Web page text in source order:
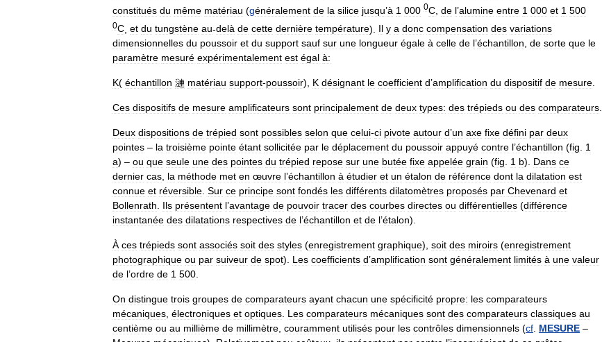
constitués du même matériau (généralement de la silice jusqu’à 1 000 0C de l’alumine entre 1 000 et 1 500
0C et du tungstène au-delà de cette dernière température). Il y a donc compensation des variations
dimensionnelles du poussoir et du support sauf sur une longueur égale à celle de l’échantillon, de sorte que le
paramètre mesuré expérimentalement est égal à:
K( échantillon 漣 matériau support-poussoir), K désignant le coefficient d’amplification du dispositif de mesure.
Ces dispositifs de mesure amplificateurs sont principalement de deux types: des trépieds ou des comparateurs.
Deux dispositions de trépied sont possibles selon que celui-ci pivote autour d’un axe fixe défini par deux
pointes – la troisième pointe étant sollicitée par le déplacement du poussoir appuyé contre l’échantillon (fig. 1
a) – ou que seule une des pointes du trépied repose sur une butée fixe appelée grain (fig. 1 b). Dans ce
dernier cas, la méthode met en œuvre l’échantillon à étudier et un étalon de référence dont la dilatation est
connue et réversible. Sur ce principe sont fondés les différents dilatomètres proposés par Chevenard et
Bollenrath. Ils présentent l’avantage de pouvoir tracer des courbes directes ou différentielles (différence
instantanée des dilatations respectives de l’échantillon et de l’étalon).
À ces trépieds sont associés soit des styles (enregistrement graphique), soit des miroirs (enregistrement
photographique ou par suiveur de spot). Les coefficients d’amplification sont généralement limités à une valeur
de l’ordre de 1 500.
On distingue trois groupes de comparateurs ayant chacun une spécificité propre: les comparateurs
mécaniques, électroniques et optiques. Les comparateurs mécaniques sont des comparateurs classiques au
centième ou au millième de millimètre, couramment utilisés pour les contrôles dimensionnels (cf. MESURE –